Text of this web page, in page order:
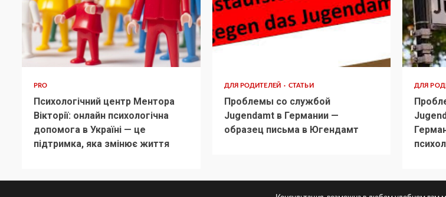
PRO
Психологічний центр Ментора
Вікторії: онлайн психологічна
допомога в Україні — це
підтримка, яка змінює життя
ДЛЯ РОДИТЕЛЕЙ СТАТЬИ
Проблемы со службой
Jugendamt в Германии —
образец письма в Югендамт
ДЛЯ